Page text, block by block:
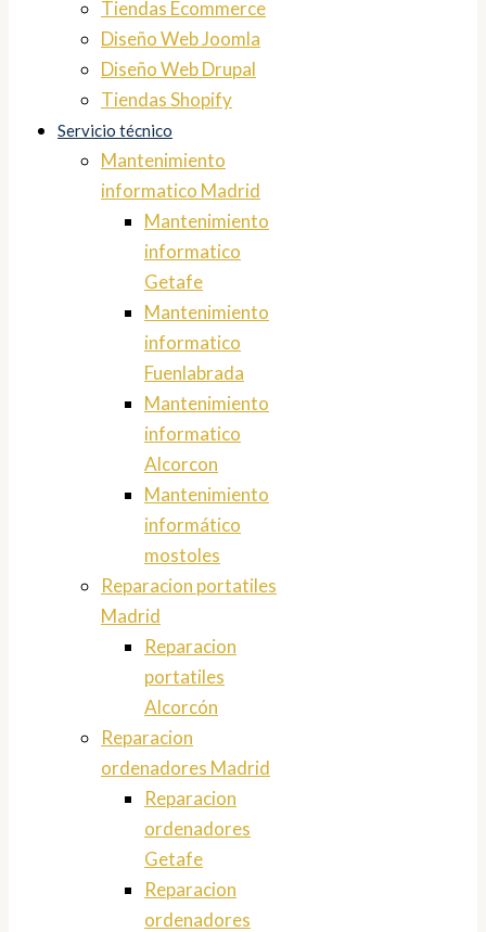
Tiendas Ecommerce
Diseño Web Joomla
Diseño Web Drupal
Tiendas Shopify
Servicio técnico
Mantenimiento
informatico Madrid
Mantenimiento
informatico
Getafe
Mantenimiento
informatico
Fuenlabrada
Mantenimiento
informatico
Alcorcon
Mantenimiento
informático
mostoles
Reparacion portatiles
Madrid
Reparacion
portatiles
Alcorcón
Reparacion
ordenadores Madrid
Reparacion
ordenadores
Getafe
Reparacion
ordenadores